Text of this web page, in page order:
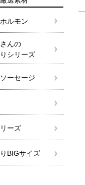
ルモン
んの
シリーズ
ーセージ
ーズ
BIGサイズ